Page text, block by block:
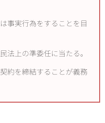
事実行為をすることを目
法上の準委任に当たる。
約を締結することが義務